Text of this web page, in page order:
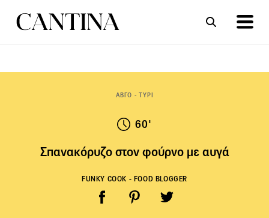
ΑΒΓΟ - ΤΥΡΙ
60'
Σπανακόρυζο στον φούρνο με αυγά
FUNKY COOK - FOOD BLOGGER